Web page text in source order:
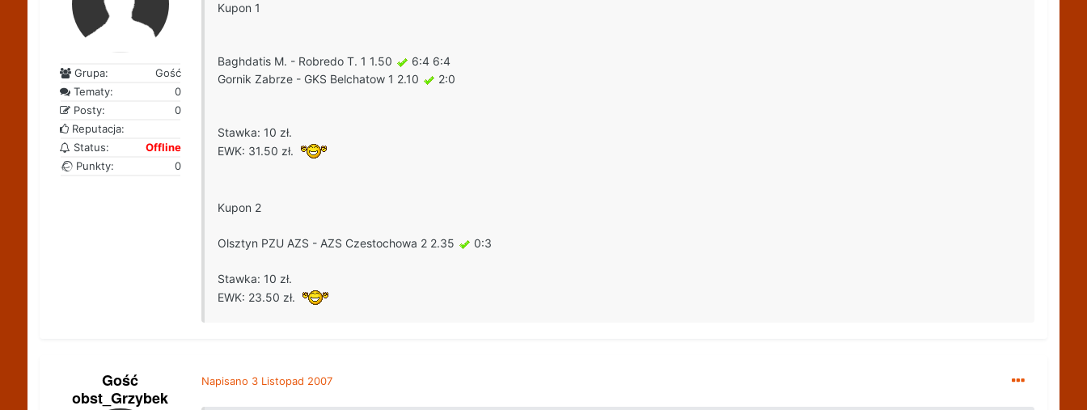
Grupa:
Gość
Tematy:
0
Posty:
0
Reputacja:
Status:
Offline
Punkty:
0
Kupon 1
Baghdatis M. - Robredo T. 1 1.50
6:4 6:4
Gornik Zabrze - GKS Belchatow 1 2.10
2:0
Stawka: 10 zł.
EWK: 31.50 zł.
Kupon 2
Olsztyn PZU AZS - AZS Czestochowa 2 2.35 0:3
Stawka: 10 zł.
EWK: 23.50 zł.
Gość
obst_Grzybek
Napisano 3 Listopad 2007